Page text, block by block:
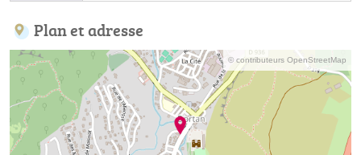
Plan et adresse
© contributeurs OpenStreetMap